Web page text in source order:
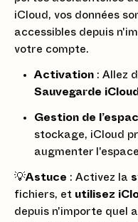
iCloud, vos données
accessibles depuis
votre compte.
Activation : Allez
Sauvegarde iCloud
Gestion de
stockage, iCloud
augmenter
💡Astuce : Activez la
fichiers, et utilisez
depuis n'importe quel